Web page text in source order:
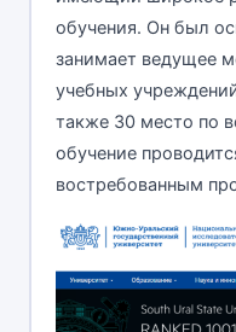
обучения. Он был
занимает ведущее
учебных
также 30 место по
обучение
востребованным